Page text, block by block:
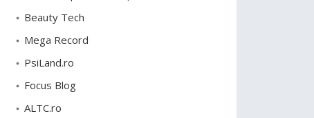
Beauty Tech
Mega Record
PsiLand.ro
Focus Blog
ALTC.ro